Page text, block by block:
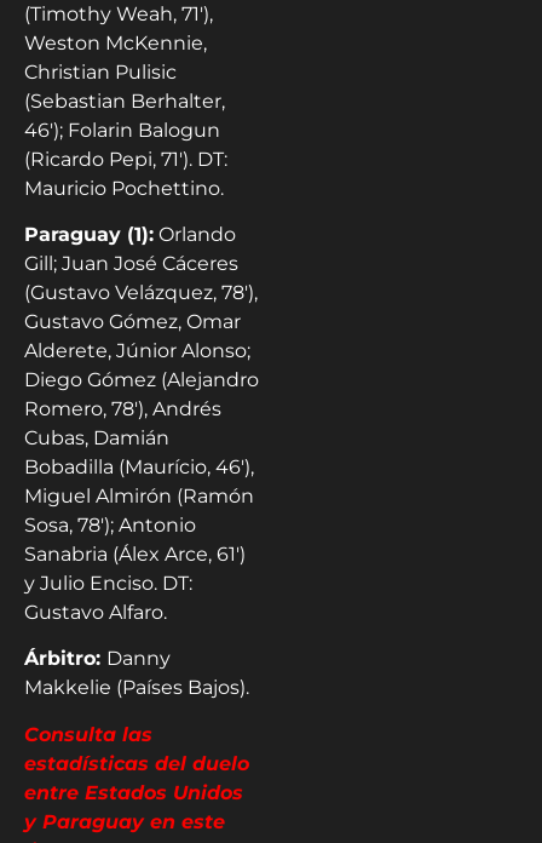
(Timothy Weah, 71′),
Weston McKennie,
Christian Pulisic
(Sebastian Berhalter,
46′); Folarin Balogun
(Ricardo Pepi, 71′). DT:
Mauricio Pochettino.
Paraguay (1): Orlando
Gill; Juan José Cáceres
(Gustavo Velázquez, 78′),
Gustavo Gómez, Omar
Alderete, Júnior Alonso;
Diego Gómez (Alejandro
Romero, 78′), Andrés
Cubas, Damián
Bobadilla (Maurício, 46′),
Miguel Almirón (Ramón
Sosa, 78′); Antonio
Sanabria (Álex Arce, 61′)
y Julio Enciso. DT:
Gustavo Alfaro.
Árbitro: Danny
Makkelie (Países Bajos).
Consulta las
estadísticas del duelo
entre Estados Unidos
y Paraguay en este